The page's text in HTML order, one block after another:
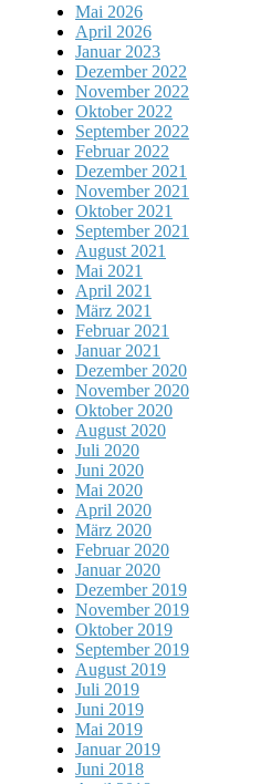
Mai 2026
April 2026
Januar 2023
Dezember 2022
November 2022
Oktober 2022
September 2022
Februar 2022
Dezember 2021
November 2021
Oktober 2021
September 2021
August 2021
Mai 2021
April 2021
März 2021
Februar 2021
Januar 2021
Dezember 2020
November 2020
Oktober 2020
August 2020
Juli 2020
Juni 2020
Mai 2020
April 2020
März 2020
Februar 2020
Januar 2020
Dezember 2019
November 2019
Oktober 2019
September 2019
August 2019
Juli 2019
Juni 2019
Mai 2019
Januar 2019
Juni 2018